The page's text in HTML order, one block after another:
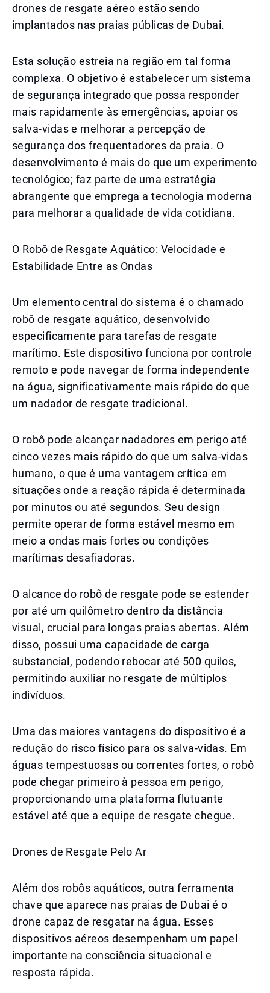
drones de resgate aéreo estão sendo
implantados nas praias públicas de Dubai.
Esta solução estreia na região em tal forma
complexa. O objetivo é estabelecer um sistema
de segurança integrado que possa responder
mais rapidamente às emergências, apoiar os
salva-vidas e melhorar a percepção de
segurança dos frequentadores da praia. O
desenvolvimento é mais do que um experimento
tecnológico; faz parte de uma estratégia
abrangente que emprega a tecnologia moderna
para melhorar a qualidade de vida cotidiana.
O Robô de Resgate Aquático: Velocidade e
Estabilidade Entre as Ondas
Um elemento central do sistema é o chamado
robô de resgate aquático, desenvolvido
especificamente para tarefas de resgate
marítimo. Este dispositivo funciona por controle
remoto e pode navegar de forma independente
na água, significativamente mais rápido do que
um nadador de resgate tradicional.
O robô pode alcançar nadadores em perigo até
cinco vezes mais rápido do que um salva-vidas
humano, o que é uma vantagem crítica em
situações onde a reação rápida é determinada
por minutos ou até segundos. Seu design
permite operar de forma estável mesmo em
meio a ondas mais fortes ou condições
marítimas desafiadoras.
O alcance do robô de resgate pode se estender
por até um quilômetro dentro da distância
visual, crucial para longas praias abertas. Além
disso, possui uma capacidade de carga
substancial, podendo rebocar até 500 quilos,
permitindo auxiliar no resgate de múltiplos
indivíduos.
Uma das maiores vantagens do dispositivo é a
redução do risco físico para os salva-vidas. Em
águas tempestuosas ou correntes fortes, o robô
pode chegar primeiro à pessoa em perigo,
proporcionando uma plataforma flutuante
estável até que a equipe de resgate chegue.
Drones de Resgate Pelo Ar
Além dos robôs aquáticos, outra ferramenta
chave que aparece nas praias de Dubai é o
drone capaz de resgatar na água. Esses
dispositivos aéreos desempenham um papel
importante na consciência situacional e
resposta rápida.